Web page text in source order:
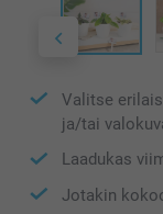
Valitse
ja/tai
Laadukas
Jotakin